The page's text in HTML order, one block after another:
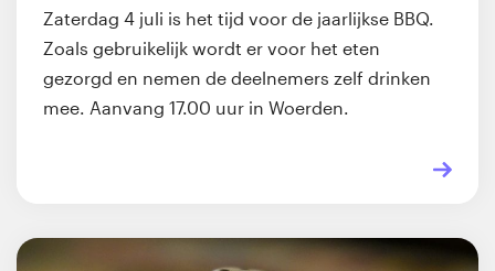
Zaterdag 4 juli is het tijd voor de jaarlijkse BBQ.
Zoals gebruikelijk wordt er voor het eten
gezorgd en nemen de deelnemers zelf drinken
mee. Aanvang 17.00 uur in Woerden.